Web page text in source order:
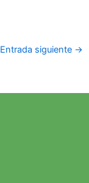
Entrada siguiente →